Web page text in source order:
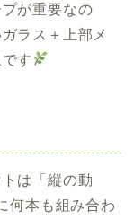
が重要なの
ラス＋上部メ
す
は「縦の動
何本も組み合わ